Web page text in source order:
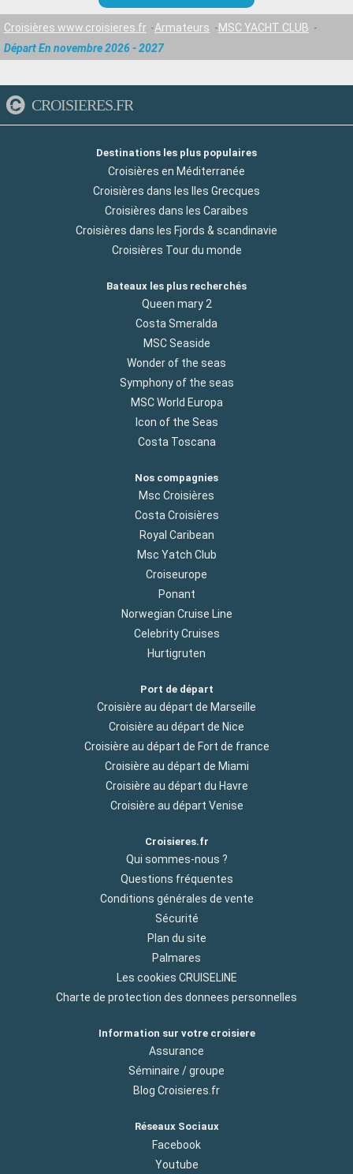
Croisières www.croisieres.fr Armateurs
MSC YACHT CLUB
Départ En novembre 2026 - 2027
CROISIERES.FR
Destinations les plus populaires
Croisières en Méditerranée
Croisières dans les Iles Grecques
Croisières dans les Caraibes
Croisières dans les Fjords & scandinavie
Croisières Tour du monde
Bateaux les plus recherchés
Queen mary 2
Costa Smeralda
MSC Seaside
Wonder of the seas
Symphony of the seas
MSC World Europa
Icon of the Seas
Costa Toscana
Nos compagnies
Msc Croisières
Costa Croisières
Royal Caribean
Msc Yatch Club
Croiseurope
Ponant
Norwegian Cruise Line
Celebrity Cruises
Hurtigruten
Port de départ
Croisière au départ de Marseille
Croisière au départ de Nice
Croisière au départ de Fort de france
Croisière au départ de Miami
Croisière au départ du Havre
Croisière au départ Venise
Croisieres.fr
Qui sommes-nous ?
Questions fréquentes
Conditions générales de vente
Sécurité
Plan du site
Palmares
Les cookies CRUISELINE
Charte de protection des donnees personnelles
Information sur votre croisiere
Assurance
Séminaire / groupe
Blog Croisieres.fr
Réseaux Sociaux
Facebook
Youtube